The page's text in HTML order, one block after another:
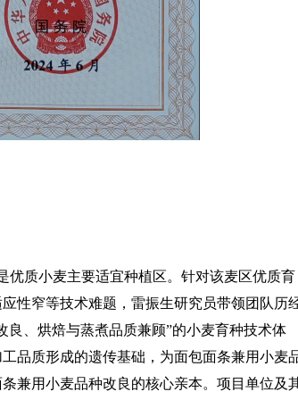
优质小麦主要适宜种植区。针对该麦区优质育
性窄等技术难题，雷振生研究员带领团队历
良、烘焙与蒸煮品质兼顾”的小麦育种技术体
品质形成的遗传基础，为面包面条兼用小麦
兼用小麦品种改良的核心亲本。项目单位及